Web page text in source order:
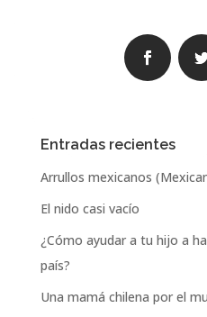
Entradas recientes
Arrullos mexicanos
El nido casi vacío
¿Cómo ayudar a tu hijo a
país?
Una mamá chilena por el